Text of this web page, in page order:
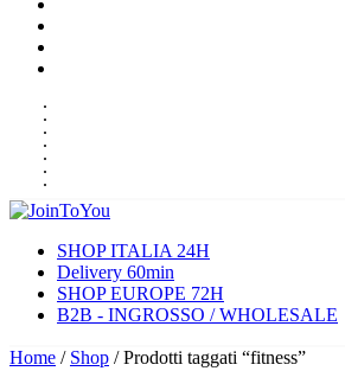
SHOP ITALIA 24H
Delivery 60min
SHOP EUROPE 72H
B2B - INGROSSO / WHOLESALE
Home / Shop / Prodotti taggati “fitness”